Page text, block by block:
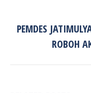
PEMDES
ROBOH